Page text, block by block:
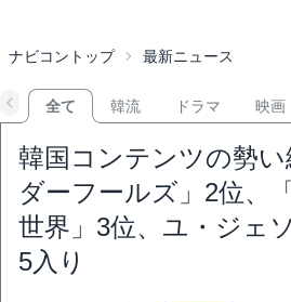
ナビコントップ 最新ニュース
全て 韓流 ドラマ 映画
韓国コンテンツの勢
ダーフールズ」2位、
世界」3位、ユ・ジェ
5入り